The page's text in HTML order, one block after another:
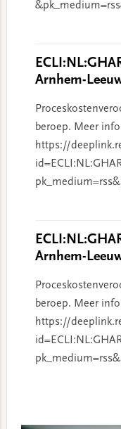
Arnhem-
beroep. Meer
https://
Arnhem-
beroep. Meer
https://